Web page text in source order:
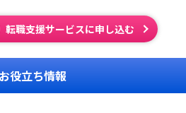
転職支援サービスに申し込む
役立ち情報